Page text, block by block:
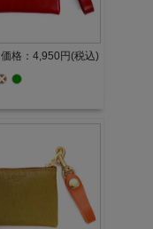
価格：4,950円(税込)